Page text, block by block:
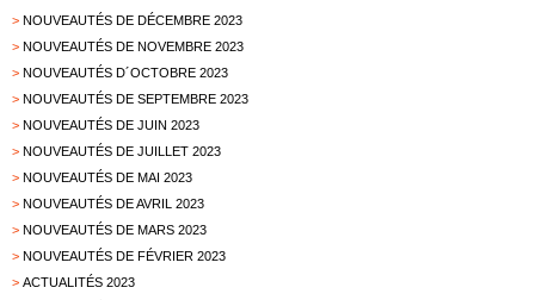
> NOUVEAUTÉS DE DÉCEMBRE 2023
> NOUVEAUTÉS DE NOVEMBRE 2023
> NOUVEAUTÉS D´OCTOBRE 2023
> NOUVEAUTÉS DE SEPTEMBRE 2023
> NOUVEAUTÉS DE JUIN 2023
> NOUVEAUTÉS DE JUILLET 2023
> NOUVEAUTÉS DE MAI 2023
> NOUVEAUTÉS DE AVRIL 2023
> NOUVEAUTÉS DE MARS 2023
> NOUVEAUTÉS DE FÉVRIER 2023
> ACTUALITÉS 2023